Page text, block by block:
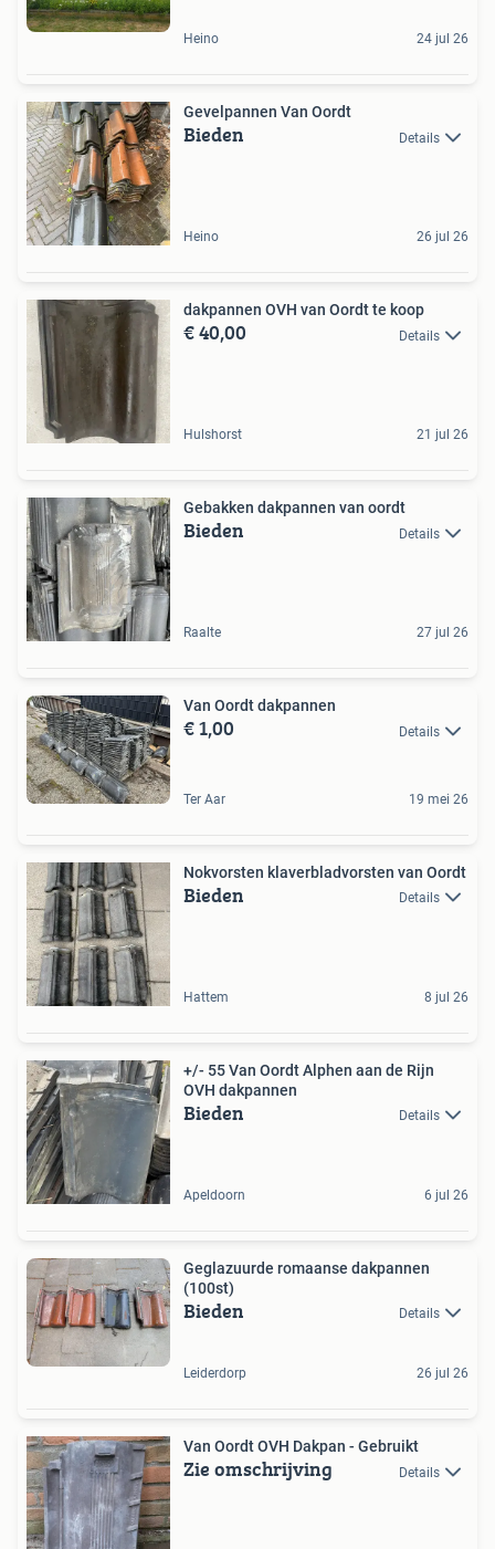
Heino 24 jul 26
Gevelpannen Van Oordt
Bieden Details
Heino 26 jul 26
dakpannen OVH van Oordt te koop
€ 40,00 Details
Hulshorst 21 jul 26
Gebakken dakpannen van oordt
Bieden Details
Raalte 27 jul 26
Van Oordt dakpannen
€ 1,00 Details
Ter Aar 19 mei 26
Nokvorsten klaverbladvorsten van Oordt
Bieden Details
Hattem 8 jul 26
+/- 55 Van Oordt Alphen aan de Rijn
OVH dakpannen
Bieden Details
Apeldoorn 6 jul 26
Geglazuurde romaanse dakpannen
(100st)
Bieden Details
Leiderdorp 26 jul 26
Van Oordt OVH Dakpan - Gebruikt
Zie omschrijving Details